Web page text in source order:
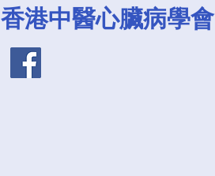
香港中醫心臟病學會